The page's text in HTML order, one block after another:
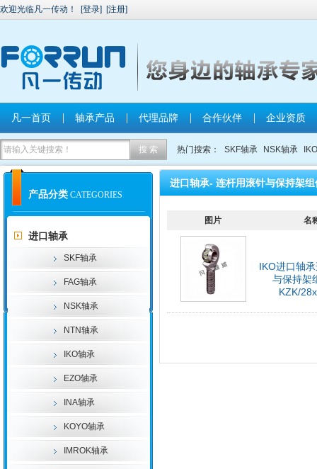
欢迎光临凡一传动！ [登录] [注册]
凡一首页 轴承产品 代理品牌 合作伙伴 企业资质
热门搜索： SKF轴承 NSK轴承
产品分类 CATEGORIES
进口轴承
SKF轴承
FAG轴承
NSK轴承
NTN轴承
IKO轴承
EZO轴承
INA轴承
KOYO轴承
IMROK轴承
进口轴承- 连杆用滚针与保持架
图片 名
IKO进口轴
与保持架
KZK/